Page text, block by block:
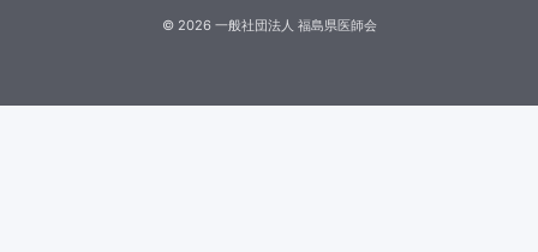
© 2026一般社団法人 福島県医師会